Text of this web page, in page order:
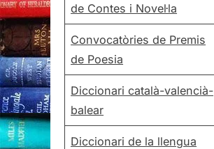
de Contes i Novel·la
Convocatòries de Premis
de Poesia
Diccionari català-valencià-
balear
Diccionari de la llengua